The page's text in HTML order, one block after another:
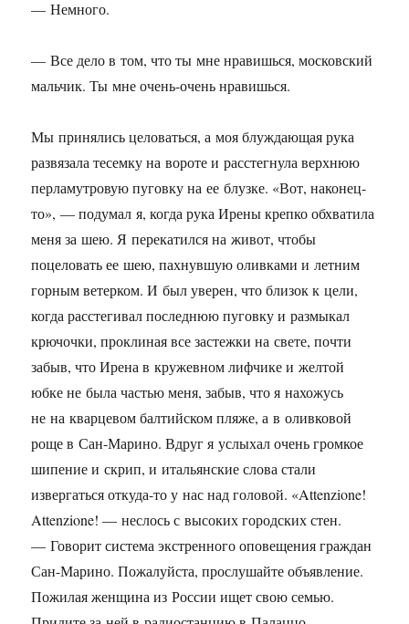
— Немного.
— Все дело в том, что ты мне нравишься, московский
мальчик. Ты мне очень-очень нравишься.
Мы принялись целоваться, а моя блуждающая рука
развязала тесемку на вороте и расстегнула верхнюю
перламутровую пуговку на ее блузке. «Вот, наконец-
то», — подумал я, когда рука Ирены крепко обхватила
меня за шею. Я перекатился на живот, чтобы
поцеловать ее шею, пахнувшую оливками и летним
горным ветерком. И был уверен, что близок к цели,
когда расстегивал последнюю пуговку и размыкал
крючочки, проклиная все застежки на свете, почти
забыв, что Ирена в кружевном лифчике и желтой
юбке не была частью меня, забыв, что я нахожусь
не на кварцевом балтийском пляже, а в оливковой
роще в Сан-Марино. Вдруг я услыхал очень громкое
шипение и скрип, и итальянские слова стали
извергаться откуда-то у нас над головой. «Attenzione!
Attenzione! — неслось с высоких городских стен.
— Говорит система экстренного оповещения граждан
Сан-Марино. Пожалуйста, прослушайте объявление.
Пожилая женщина из России ищет свою семью.